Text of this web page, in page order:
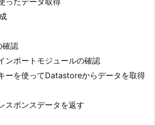
確認
ポートモジュールの確認
を使ってDatastoreからデータを取得
ポンスデータを返す